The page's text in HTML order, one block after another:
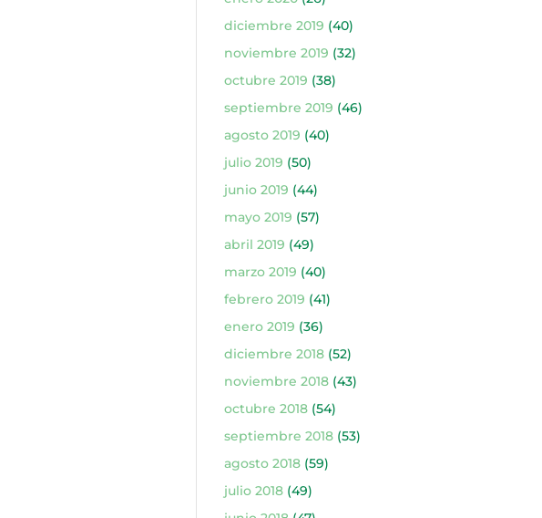
diciembre 2019 (40)
noviembre 2019 (32)
octubre 2019 (38)
septiembre 2019 (46)
agosto 2019 (40)
julio 2019 (50)
junio 2019 (44)
mayo 2019 (57)
abril 2019 (49)
marzo 2019 (40)
febrero 2019 (41)
enero 2019 (36)
diciembre 2018(52)
noviembre 2018(43)
octubre 2018(54)
septiembre 2018(53)
agosto 2018(59)
julio 2018(49)